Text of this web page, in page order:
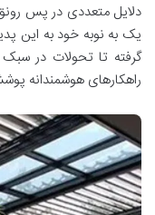
دلایل متعددی در پس
یک به نوبه خود به این
گرفته تا تحولات در
راهکارهای هوشمندانه